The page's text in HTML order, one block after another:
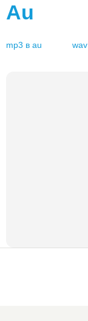
Au
mp3 в au wav